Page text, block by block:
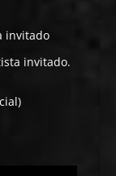
invitado
invitado.